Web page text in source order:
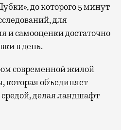
до которого 5 минут
для
и самооценки достаточно
в день.
современной жилой
которая объединяет
делая ландшафт